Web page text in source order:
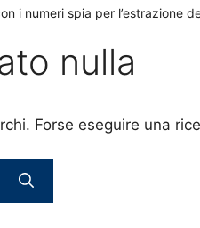
i numeri spia per l’estrazione
nulla
Forse eseguire una